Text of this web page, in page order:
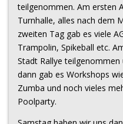
teilgenommen. Am ersten
Turnhalle, alles nach dem
zweiten Tag gab es viele
Trampolin, Spikeball etc.
Stadt Rallye
dann gab es Workshops
Zumba und noch vieles
Poolparty.